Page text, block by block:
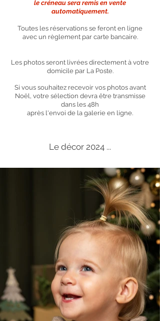
le créneau sera remis en vente
automatiquement.
Toutes les réservations se feront en ligne
avec un règlement par carte bancaire.
Les photos seront livrées directement à votre
domicile par La Poste.
Si vous souhaitez recevoir vos photos avant
Noël, votre sélection devra être transmisse
dans les 48h
après l'envoi de la galerie en ligne.
Le décor 2024 ...